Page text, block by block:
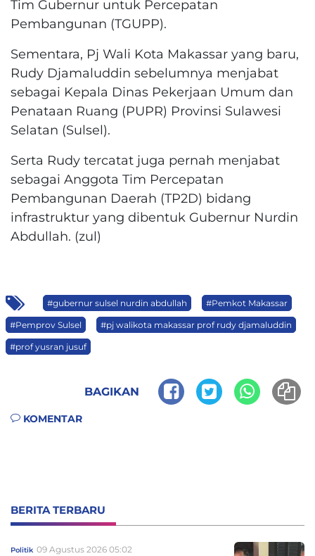
Tim Gubernur untuk Percepatan
Pembangunan (TGUPP).
Sementara, Pj Wali Kota Makassar yang baru,
Rudy Djamaluddin sebelumnya menjabat
sebagai Kepala Dinas Pekerjaan Umum dan
Penataan Ruang (PUPR) Provinsi Sulawesi
Selatan (Sulsel).
Serta Rudy tercatat juga pernah menjabat
sebagai Anggota Tim Percepatan
Pembangunan Daerah (TP2D) bidang
infrastruktur yang dibentuk Gubernur Nurdin
Abdullah. (zul)
#gubernur sulsel nurdin abdullah #Pemkot Makassar
#Pemprov Sulsel #pj walikota makassar prof rudy djamaluddin
#prof yusran jusuf
BAGIKAN
KOMENTAR
BERITA TERBARU
Politik 09 Agustus 2026 05:02